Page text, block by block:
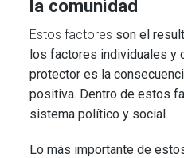
la comunidad
Estos factores son el
los factores individuales y
protector es la
positiva. Dentro de estos
sistema político y social.
Lo más importante de